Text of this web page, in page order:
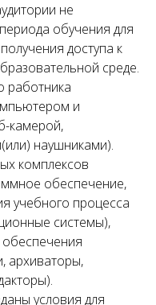
не
обучения для
доступа к
среде.
работника
и
камерой,
наушниками).
комплексов
обеспечение,
учебного процесса
системы),
архиваторы,
условия для